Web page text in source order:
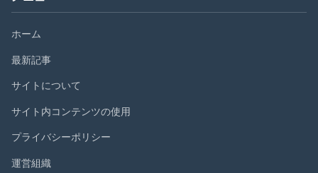
ホーム
最新記事
サイトについて
サイト内コンテンツの使用
プライバシーポリシー
運営組織